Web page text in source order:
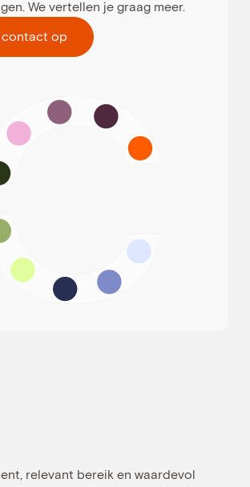
We vertellen je graag meer.
contact op
relevant bereik en waardevol